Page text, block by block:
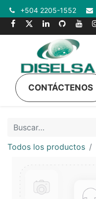
+504 2205-1552
CONTÁCTENOS
Todos los productos